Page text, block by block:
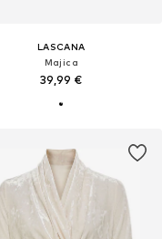
LASCANA
Majica
39,99 €